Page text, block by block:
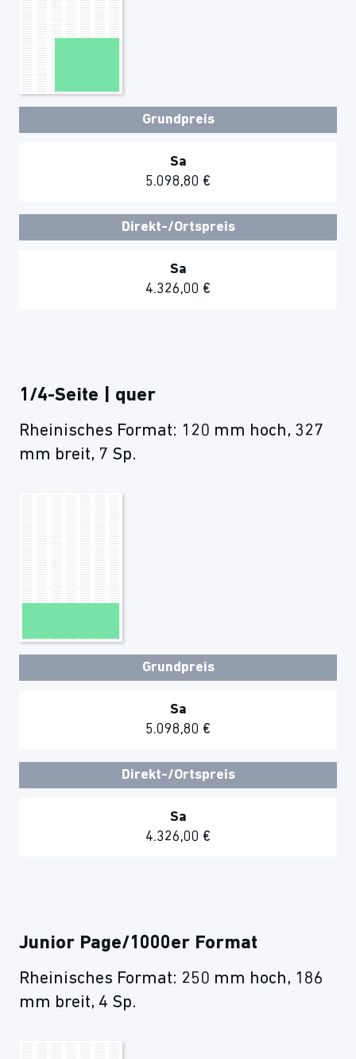
Grundpreis
Sa
5.098,80 €
Direkt-/Ortspreis
Sa
4.326,00 €
1/4-Seite | quer
Rheinisches Format: 120 mm hoch, 327
mm breit, 7 Sp.
Grundpreis
Sa
5.098,80 €
Direkt-/Ortspreis
Sa
4.326,00 €
Junior Page/1000er Format
Rheinisches Format: 250 mm hoch, 186
mm breit, 4 Sp.